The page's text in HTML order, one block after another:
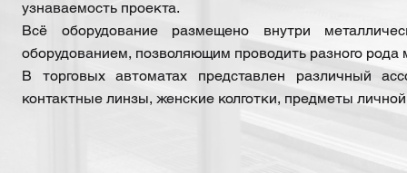
узнаваемость проекта.
Всё оборудование размещено внутри
оборудованием, позволяющим проводить разного рода
В торговых автоматах представлен различный
контактные линзы, женские колготки, предметы